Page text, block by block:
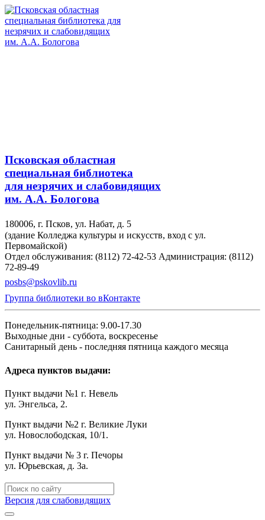
Псковская областная
специальная библиотека
для незрячих и слабовидящих
им. А.А. Бологова
180006, г. Псков, ул. Набат, д. 5
(здание Колледжа культуры и искусств, вход с ул.
Первомайской)
Отдел обслуживания: (8112) 72-42-53 Администрация: (8112)
72-89-49
posbs@pskovlib.ru
Группа библиотеки во вКонтакте
Понедельник-пятница: 9.00-17.30
Выходные дни - суббота, воскресенье
Санитарный день - последняя пятница каждого месяца
Адреса пунктов выдачи:
Пункт выдачи №1 г. Невель
ул. Энгельса, 2.
Пункт выдачи №2 г. Великие Луки
ул. Новослободская, 10/1.
Пункт выдачи № 3 г. Печоры
ул. Юрьевская, д. 3а.
Версия для слабовидящих